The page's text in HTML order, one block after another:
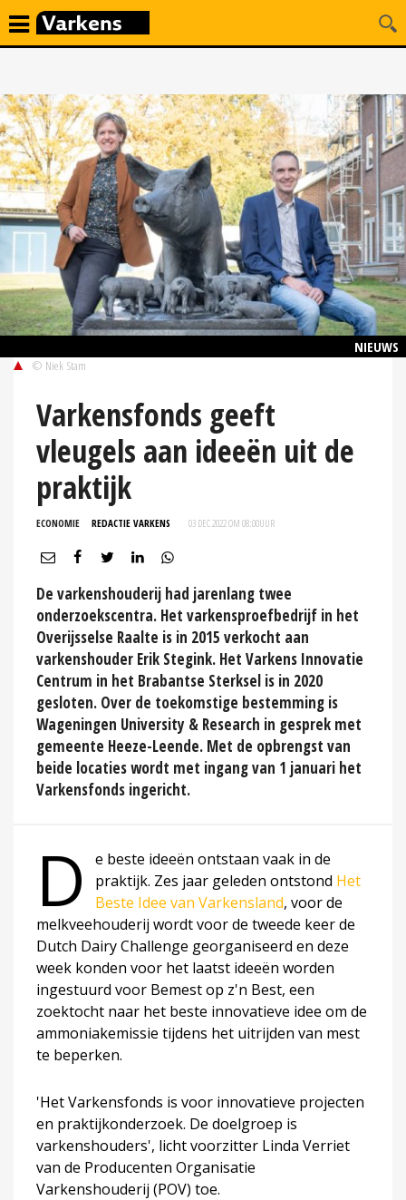
NIEUWS
© Niek Stam
Varkensfonds geeft
vleugels aan ideeën uit de
praktijk
ECONOMIE REDACTIE VARKENS 03 DEC 2022 OM 08:00UUR
De varkenshouderij had jarenlang twee
onderzoekscentra. Het varkensproefbedrijf in het
Overijsselse Raalte is in 2015 verkocht aan
varkenshouder Erik Stegink. Het Varkens Innovatie
Centrum in het Brabantse Sterksel is in 2020
gesloten. Over de toekomstige bestemming is
Wageningen University & Research in gesprek met
gemeente Heeze-Leende. Met de opbrengst van
beide locaties wordt met ingang van 1 januari het
Varkensfonds ingericht.
D
e beste ideeën ontstaan vaak in de
praktijk. Zes jaar geleden ontstond Het
Beste Idee van Varkensland, voor de
melkveehouderij wordt voor de tweede keer de
Dutch Dairy Challenge georganiseerd en deze
week konden voor het laatst ideeën worden
ingestuurd voor Bemest op z'n Best, een
zoektocht naar het beste innovatieve idee om de
ammoniakemissie tijdens het uitrijden van mest
te beperken.
'Het Varkensfonds is voor innovatieve projecten
en praktijkonderzoek. De doelgroep is
varkenshouders', licht voorzitter Linda Verriet
van de Producenten Organisatie
Varkenshouderij (POV) toe.